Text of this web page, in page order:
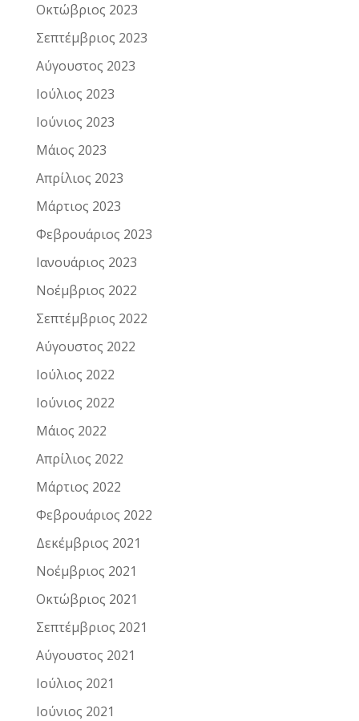
Οκτώβριος 2023
Σεπτέμβριος 2023
Αύγουστος 2023
Ιούλιος 2023
Ιούνιος 2023
Μάιος 2023
Απρίλιος 2023
Μάρτιος 2023
Φεβρουάριος 2023
Ιανουάριος 2023
Νοέμβριος 2022
Σεπτέμβριος 2022
Αύγουστος 2022
Ιούλιος 2022
Ιούνιος 2022
Μάιος 2022
Απρίλιος 2022
Μάρτιος 2022
Φεβρουάριος 2022
Δεκέμβριος 2021
Νοέμβριος 2021
Οκτώβριος 2021
Σεπτέμβριος 2021
Αύγουστος 2021
Ιούλιος 2021
Ιούνιος 2021